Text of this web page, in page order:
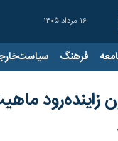
۱۶ مرداد ۱۴۰۵
فرهنگ
زاینده‌رود